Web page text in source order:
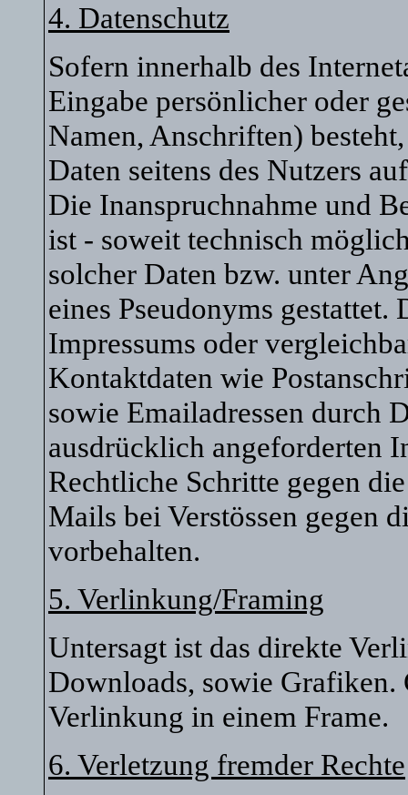
4. Datenschutz
Sofern innerhalb des
Eingabe persönlicher oder
Namen, Anschriften)
Daten seitens des Nutzers
Die Inanspruchnahme und
ist - soweit technisch
solcher Daten bzw. unter
eines Pseudonyms
Impressums oder
Kontaktdaten wie
sowie Emailadressen durch
ausdrücklich angeforderten
Rechtliche Schritte gegen
Mails bei Verstössen gegen
vorbehalten.
5. Verlinkung/Framing
Untersagt ist das direkte
Downloads, sowie Grafiken.
Verlinkung in einem Frame.
6. Verletzung fremder Rechte